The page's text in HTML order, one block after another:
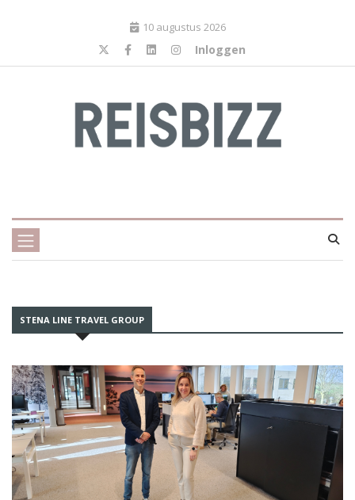
10 augustus 2026
Inloggen
STENA LINE TRAVEL GROUP